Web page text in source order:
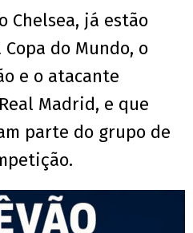
Chelsea, já estão
do Mundo, o
e o atacante
Madrid, e que
parte do grupo de